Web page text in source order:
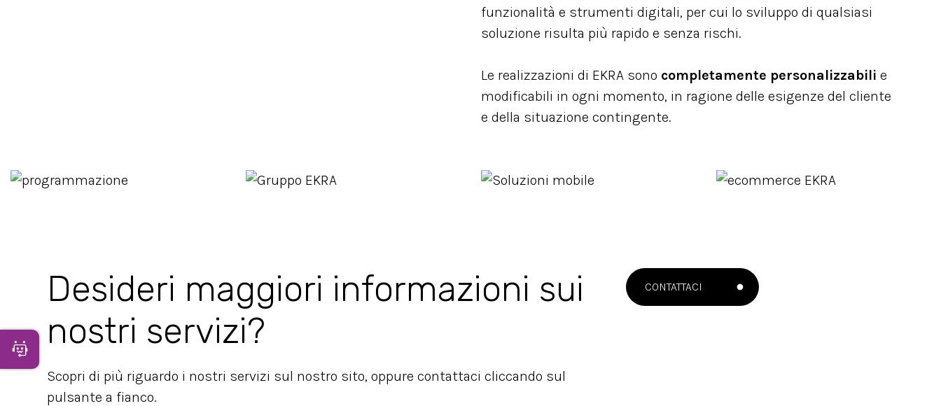
funzionalità e strumenti digitali, per cui lo sviluppo di qualsiasi
soluzione risulta più rapido e senza rischi.
Le realizzazioni di EKRA sono completamente personalizzabili e
modificabili in ogni momento, in ragione delle esigenze del cliente
e della situazione contingente.
Desideri maggiori informazioni sui
nostri servizi?
Scopri di più riguardo i nostri servizi sul nostro sito, oppure contattaci cliccando sul
pulsante a fianco.
CONTATTACI